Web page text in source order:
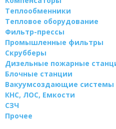
Теплообменники
Тепловое оборудование
Фильтр-прессы
Промышленные фильтры
Скрубберы
Дизельные пожарные
Блочные станции
Вакуумсоздающие системы
КНС, ЛОС, Емкости
СЗЧ
Прочее